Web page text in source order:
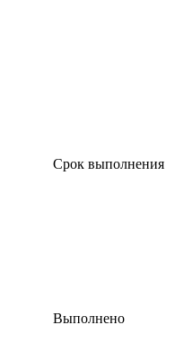
Срок выполнения
Выполнено